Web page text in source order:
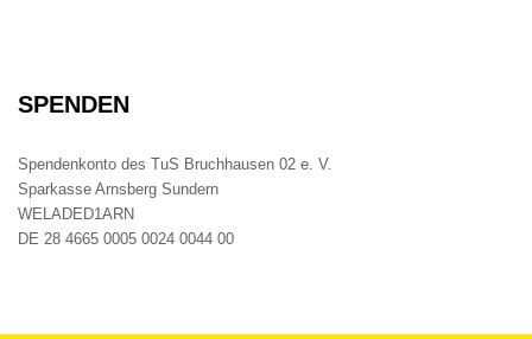
SPENDEN
Spendenkonto des TuS Bruchhausen 02 e. V.
Sparkasse Arnsberg Sundern
WELADED1ARN
DE 28 4665 0005 0024 0044 00